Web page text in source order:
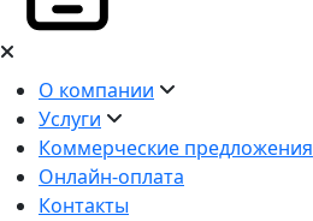
О компании
Услуги
Коммерческие предложения
Онлайн-оплата
Контакты